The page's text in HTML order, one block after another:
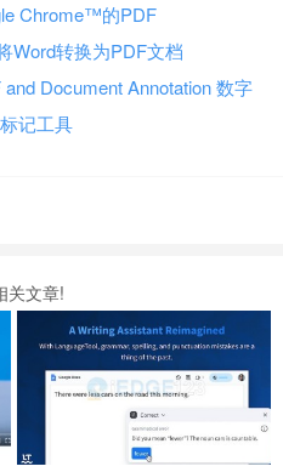
Chrome™的PDF
Word转换为PDF文档
Document Annotation 数字
记工具
关文章!